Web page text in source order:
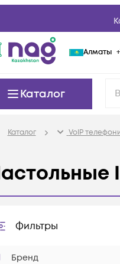
Алматы
Каталог
Каталог VoIP
Фильтры
Бренд